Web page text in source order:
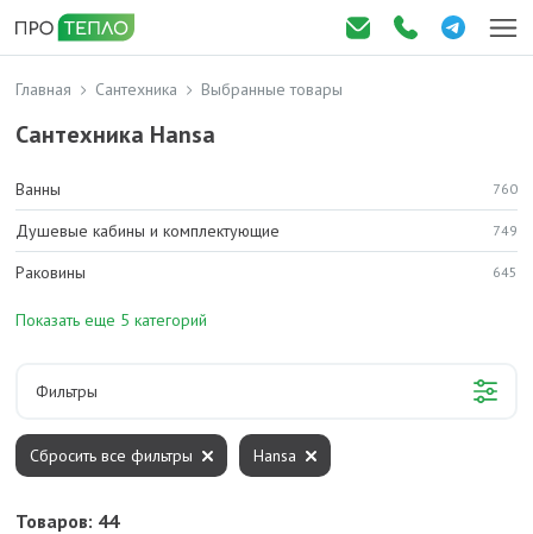
Главная Сантехника Выбранные товары
Сантехника Hansa
Ванны 760
Душевые кабины и комплектующие 749
Раковины 645
Показать еще 5 категорий
Фильтры
Товаров: 44
Сбросить все фильтры Hansa